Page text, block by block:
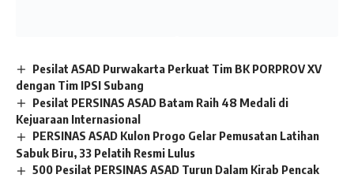
Pesilat ASAD Purwakarta Perkuat Tim BK PORPROV XV
dengan Tim IPSI Subang
Pesilat PERSINAS ASAD Batam Raih 48 Medali di
Kejuaraan Internasional
PERSINAS ASAD Kulon Progo Gelar Pemusatan Latihan
Sabuk Biru, 33 Pelatih Resmi Lulus
500 Pesilat PERSINAS ASAD Turun Dalam Kirab Pencak